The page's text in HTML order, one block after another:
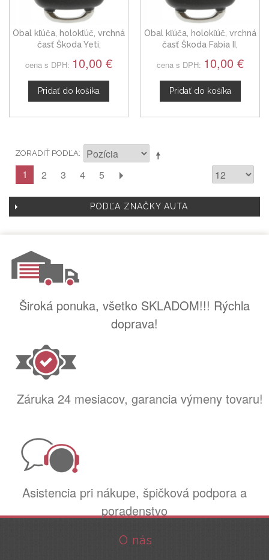
Obal kľúča, holokľúč, vrchná
časť Škoda Yeti,
cena s DPH: 10,00 €
Pridať do košíka
Obal kľúča, holokľúč, vrchná
časť Škoda Fabia II,
cena s DPH: 10,00 €
Pridať do košíka
ZORADIŤ PODĽA
1 2 3 4 5
PODĽA ZNAČKY AUTA
Široká ponuka, všetko SKLADOM!!! Rýchla
doprava!
Záruka 24 mesiacov, garancia výmeny tovaru!
Asistencia pri nákupe, špičková podpora a
poradenstvo
O nás